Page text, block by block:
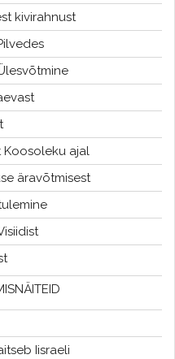
kivirahnust
Koosoleku ajal
äravõtmisest
Iisraeli